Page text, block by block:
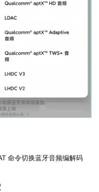
命令切换蓝牙音频编解码